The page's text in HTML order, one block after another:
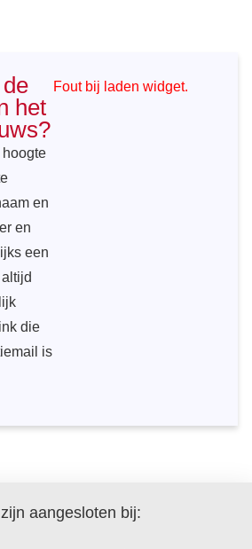
het
en
en
een
die
is
Fout bij laden widget.
aangesloten bij: